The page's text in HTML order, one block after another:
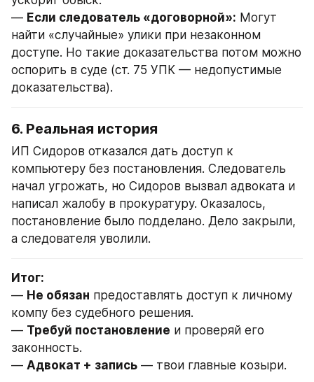
— Если следователь «договорной»: Могут
найти «случайные» улики при незаконном
доступе. Но такие доказательства потом можно
оспорить в суде (ст. 75 УПК — недопустимые
доказательства).
6. Реальная история
ИП Сидоров отказался дать доступ к
компьютеру без постановления. Следователь
начал угрожать, но Сидоров вызвал адвоката и
написал жалобу в прокуратуру. Оказалось,
постановление было подделано. Дело закрыли,
а следователя уволили.
Итог:
— Не обязан предоставлять доступ к личному
компу без судебного решения.
— Требуй постановление и проверяй его
законность.
— Адвокат + запись — твои главные козыри.